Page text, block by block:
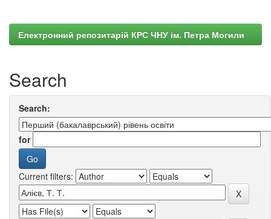
Електронний репозитарій КРС ЧНУ ім. Петра Могили
Search
Search:
for
Current filters: